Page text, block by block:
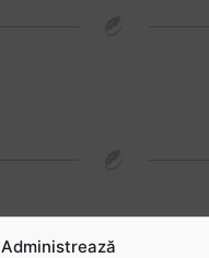
Administrează